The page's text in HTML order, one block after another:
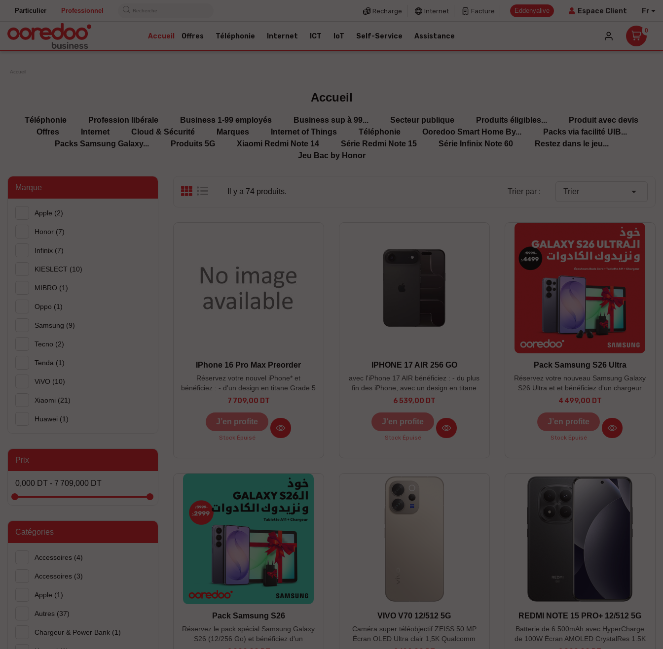
Particulier Professionnel Recherche Recharge Internet Facture Eddenyalive Espace Client Fr
Accueil Offres Téléphonie Internet ICT IoT Self-Service Assistance
0
Accueil
Accueil
Téléphonie Profession libérale Business 1-99 employés Business sup à 99... Secteur publique Produits éligibles...
Produit avec devis
Offres
Internet Cloud & Sécurité Marques Internet of Things Téléphonie Ooredoo Smart Home By...
Packs via facilité UIB...
Packs Samsung Galaxy...
Produits 5G Xiaomi Redmi Note 14 Série Redmi Note 15 Série Infinix Note 60
Restez dans le jeu...
Jeu Bac by Honor
Marque
Apple (2)
Honor (7)
Infinix (7)
KIESLECT (10)
MIBRO (1)
Oppo (1)
Samsung (9)
Tecno (2)
Tenda (1)
ViVO (10)
Xiaomi (21)
Huawei (1)
Prix
0,000 DT - 7 709,000 DT
Catégories
Accessoires (4)
Accessoires (3)
Apple (1)
Autres (37)
Chargeur & Power Bank (1)
Il y a 74 produits. Trier par : Trier 
IPhone 16 Pro Max Preorder
Réservez votre nouvel iPhone* et
bénéficiez : - d'un design en titane Grade 5
doté d’une nouvelle finition microbillée
photo et vidéo - d'une nouvelle caméra
ultra grand‑angle 48 Mpx ----------------------
------------------------------------------------------
réservation valable jusqu'au 07/11/24,
dans la limite du stock disponible * Photos
non contractuelles
Prix
7 709,00 DT
J’en profite
Stock Épuisé
IPHONE 17 AIR 256 GO
avec l'iPhone 17 AIR bénéficiez : - du plus
fin des iPhone, avec un design en titane
robuste - du Ceramic Shield 2 Résistance
principale Fusion 48 MP - de 2 ans
Prix
6 539,00 DT
J’en profite
Stock Épuisé
Pack Samsung S26 Ultra
Réservez votre nouveau Samsung Galaxy
S26 Ultra et et bénéficiez d'un chargeur
rapide 60W, d'une tablette A11 LTE (4/64)
------------------------------------------------------
------ Couleurs disponibles : Noir / Bleu /
Violet -----------------------------------------------
Photos non contractuelles
Prix
4 499,00 DT
J’en profite
Stock Épuisé
Pack Samsung S26
Réservez le pack spécial Samsung Galaxy
S26 (12/256 Go) et bénéficiez d'un
VIVO V70 12/512 5G
Caméra super téléobjectif ZEISS 50 MP
Écran OLED Ultra clair 1,5K Qualcomm
REDMI NOTE 15 PRO+ 12/512 5G
Batterie de 6 500mAh avec HyperCharge
de 100W Écran AMOLED CrystalRes 1.5K